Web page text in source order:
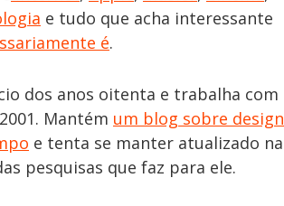
e tudo que acha interessante
é.
dos anos oitenta e trabalha com
Mantém um blog sobre design
e tenta se manter atualizado na
pesquisas que faz para ele.